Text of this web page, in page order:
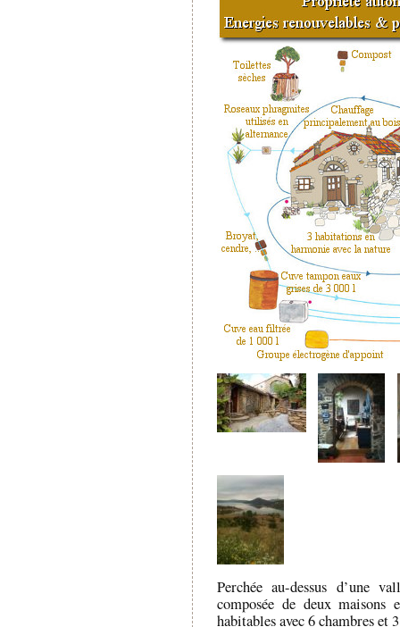
Perchée au-dessus d’une
composée de deux maisons
habitables avec 6 chambres et